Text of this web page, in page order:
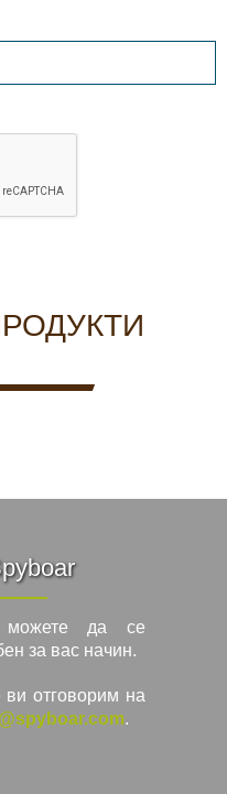
можете да се
за вас начин.
отговорим на
.